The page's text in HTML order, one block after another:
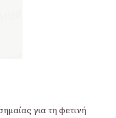
για τη φετινή